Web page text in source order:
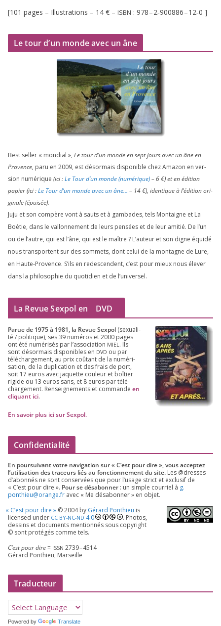
[101 pages – Illustrations – 14 € – ISBN : 978–2‑900886–12‑0 ]
Le tour d’un monde avec un âne
Best sel­ler « mon­dial », Le tour d’un monde en sept jours avec un âne en
Provence, paru en 2009, est désor­mais dis­po­nible chez Amazon en ver­
sion numé­rique (ici :Le Tour d’un monde (numé­rique)–6€) et en édi­tion
papier (ici :Le Tour d’un monde avec un âne… – 14€), iden­tique à l’é­di­tion ori­
gi­nale (épui­sée).
Juju et son com­père vont à sauts et à gam­bades, tels Montaigne et La
Boétie, dans le val­lon­ne­ment de leurs pen­sées et de leur ami­tié. De l’un
ou de l’autre, qui est l’âne, qui est le maître ? L’auteur et son digne équi­dé
nous trans­portent sur des som­mets, dont celui de la mon­tagne de Lure,
en Haute-Provence. S’ils en redes­cendent, c’est pour mieux nous éle­ver
dans la phi­lo­so­phie du quo­ti­dien et de l’universel.
La Revue Sexpol en DVD
Parue de 1975à 1981, la Revue Sex­pol (sexua­li­
té /​ poli­tique), ses39 numé­ros et2000 pages
ont été numé­ri­sés par l’as­so­cia­tion MIEL. Ils
sont désor­mais dis­po­nibles en DVD ou par
télé­char­ge­ment, au prix coû­tant de la numé­ri­
sa­tion, de la dupli­ca­tion et des frais de port,
soit 17 euros avec jaquette cou­leur et boî­tier
rigide ou 13 euros sans, et 8 euros par télé­
char­ge­ment. Ren­sei­gne­ments et com­mande en
cli­quant ici.
En savoir plus ici sur Sexpol.
Confidentialité
En pour­sui­vant votre navi­ga­tion sur « C’est pour dire », vous accep­tez
l’utilisation des tra­ceurs liés au fonc­tion­ne­ment du site. Les @dresses
d’a­bon­nés ne sont conser­vées que pour l’u­sage strict et exclu­sif de
« C’est pour dire ». Pour se désa­bon­ner : un simple cour­riel à g.​
ponthieu@​orange.​fr avec « Me désa­bon­ner » en objet.
« C’est pour dire » ©2004by Gérard Ponthieu is
licen­sed under CC BY-NC-ND 4.0
. Photos,
des­sins et docu­ments men­tion­nés sous copy­right
© sont pro­té­gés comme tels.
C’est pour dire= ISSN 2739–4514
Gérard Ponthieu, Marseille
Traducteur
Powered by Translate